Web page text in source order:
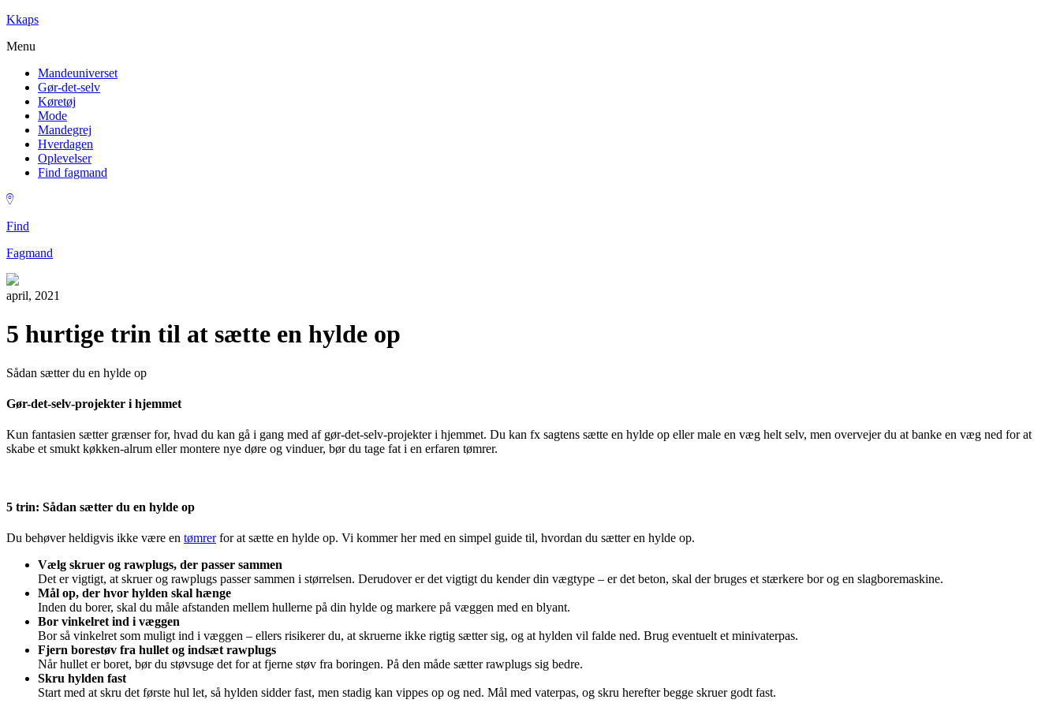
Kkaps
Menu
Mandeuniverset
Gør-det-selv
Køretøj
Mode
Mandegrej
Hverdagen
Oplevelser
Find fagmand
Find
Fagmand
april, 2021
5 hurtige trin til at sætte en hylde op
Sådan sætter du en hylde op
Gør-det-selv-projekter i hjemmet
Kun fantasien sætter grænser for, hvad du kan gå i gang med af gør-det-selv-projekter i hjemmet. Du kan fx sagtens sætte en hylde op eller male en væg helt selv, men overvejer du at banke en væg ned for at
skabe et smukt køkken-alrum eller montere nye døre og vinduer, bør du tage fat i en erfaren tømrer.
5 trin: Sådan sætter du en hylde op
Du behøver heldigvis ikke være en tømrerfor at sætte en hylde op. Vi kommer her med en simpel guide til, hvordan du sætter en hylde op.
Vælg skruer og rawplugs, der passer sammen
Det er vigtigt, at skruer og rawplugs passer sammen i størrelsen. Derudover er det vigtigt du kender din vægtype – er det beton, skal der bruges et stærkere bor og en slagboremaskine.
Mål op, der hvor hylden skal hænge
Inden du borer, skal du måle afstanden mellem hullerne på din hylde og markere på væggen med en blyant.
Bor vinkelret ind i væggen
Bor så vinkelret som muligt ind i væggen – ellers risikerer du, at skruerne ikke rigtig sætter sig, og at hylden vil falde ned. Brug eventuelt et minivaterpas.
Fjern borestøv fra hullet og indsæt rawplugs
Når hullet er boret, bør du støvsuge det for at fjerne støv fra boringen. På den måde sætter rawplugs sig bedre.
Skru hylden fast
Start med at skru det første hul let, så hylden sidder fast, men stadig kan vippes op og ned. Mål med vaterpas, og skru herefter begge skruer godt fast.